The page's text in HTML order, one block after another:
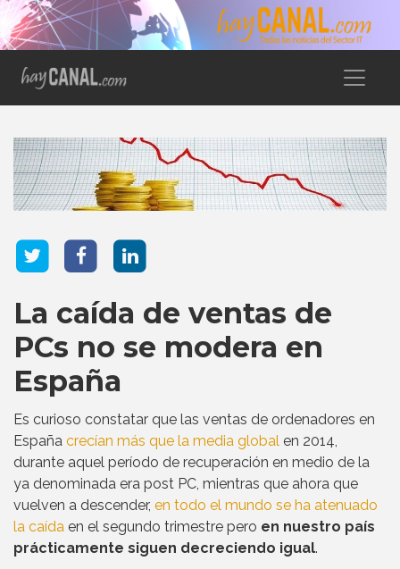
La caída de ventas de
PCs no se modera en
España
Es curioso constatar que las ventas de ordenadores en
España crecían más que la media global en 2014,
durante aquel período de recuperación en medio de la
ya denominada era post PC, mientras que ahora que
vuelven a descender, en todo el mundo se ha atenuado
la caída en el segundo trimestre pero en nuestro país
prácticamente siguen decreciendo igual.